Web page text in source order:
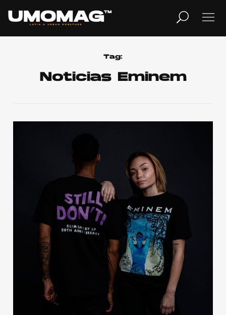
Home
Cover Story
Publicidad
Contacto
Aviso Legal
© 2015-2022 UMOMAG. PROPIEDAD DE UMO agency. TODOS LOS
DERECHOS RESERVADOS.
Tag:
Noticias Eminem